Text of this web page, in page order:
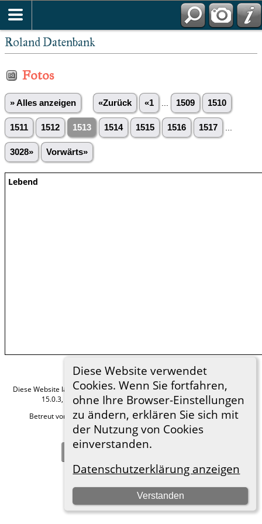
Roland Datenbank
Diese Website verwendet
Cookies. Wenn Sie fortfahren,
ohne Ihre Browser-Einstellungen
zu ändern, erklären Sie sich mit
der Nutzung von Cookies
einverstanden.
Datenschutzerklärung anzeigen
Verstanden
Fotos
» Alles anzeigen «Zurück «1 1509 1510
1511 1512 1513 1514 1515 1516 1517
3028» Vorwärts»
Lebend
Diese Website läuft mitThe Next Generation of Genealogy Sitebuilding
15.0.3, programmiert von Darrin Lythgoe © 2001-2026.
Betreut von
Roland zu Dortmund e.V. . |Datenschutzerklärung.
Hier geht es zum Impressum
Zur Desktop-Webseite wechseln